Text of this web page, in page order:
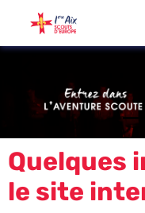
Quelques
le site